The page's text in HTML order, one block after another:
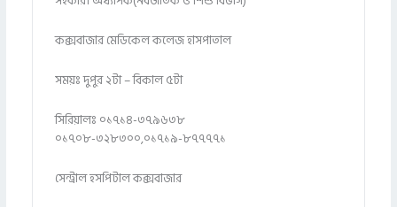
কক্সবাজার মেডিকেল কলেজ হাসপাতাল
সময়ঃ দুপুর ২টা – বিকাল ৫টা
সিরিয়ালঃ ০১৭১৪-৩৭৯৬৩৮
০১৭০৮-৩২৮৩০০,০১৭১৯-৮৭৭৭৭১
সেন্ট্রাল হসপিটাল কক্সবাজার